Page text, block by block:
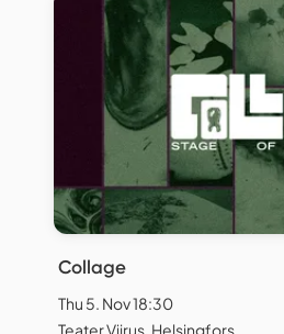
Collage
Thu 5. Nov 18:30
Teater Viirus, Helsingfors